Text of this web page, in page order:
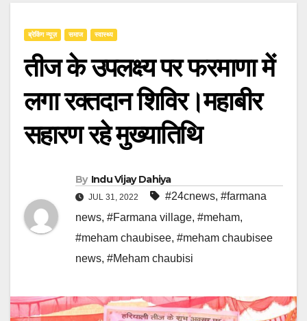
ब्रेकिंग न्यूज़ समाज स्वास्थ्य
तीज के उपलक्ष्य पर फरमाणा में
लगा रक्तदान शिविर।महाबीर
सहारण रहे मुख्यातिथि
By Indu Vijay Dahiya
JUL 31, 2022 #24cnews, #farmana
news, #Farmana village, #meham,
#meham chaubisee, #meham chaubisee
news, #Meham chaubisi